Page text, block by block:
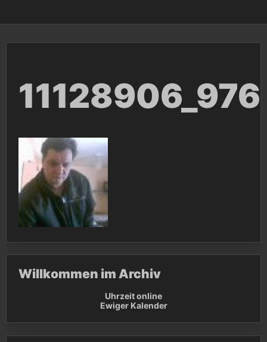
Willkommen im Archiv
Uhrzeit online
Ewiger Kalender